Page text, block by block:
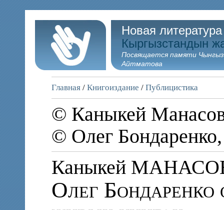
Новая
Кыргызстандын
Посвящается памяти
Айтматова
Главная / Книгоиздание / Публицистика
© Каныкей
© Олег
Каныкей
Олег